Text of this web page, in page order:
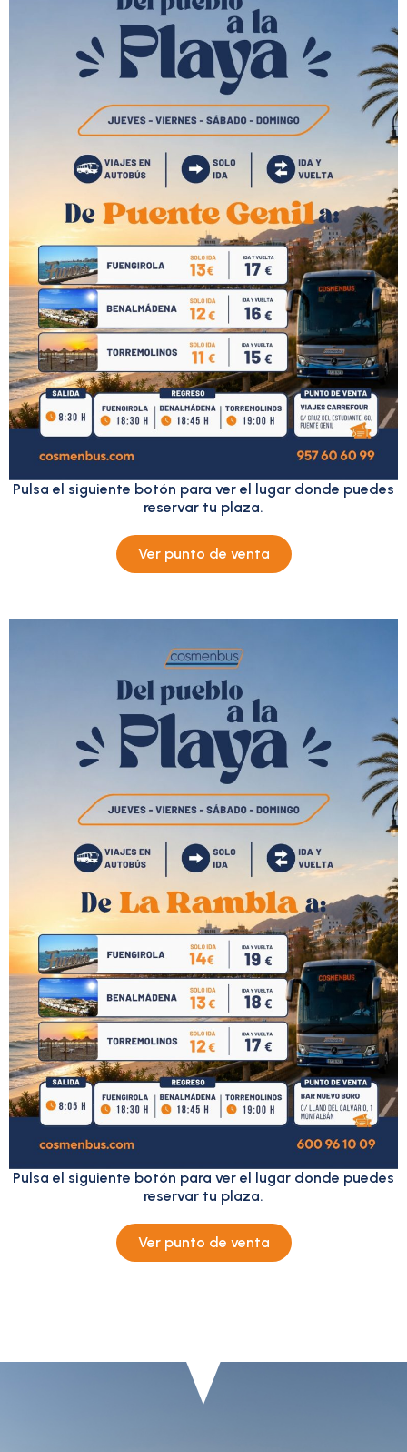
Pulsa el siguiente botón para ver el lugar donde puedes
reservar tu plaza.
Ver punto de venta
Pulsa el siguiente botón para ver el lugar donde puedes
reservar tu plaza.
Ver punto de venta